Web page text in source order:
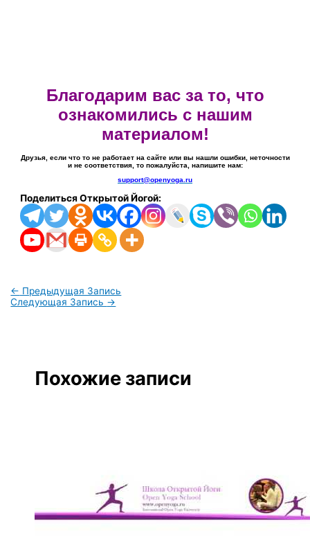
Благодарим вас за то, что
ознакомились с нашим
материалом!
Друзья, если что то не работает на сайте или вы нашли ошибки, неточности
и не соответствия, то пожалуйста, напишите нам:
support@openyoga.ru
Поделиться Открытой Йогой:
← Предыдущая Запись
Следующая Запись →
Похожие записи